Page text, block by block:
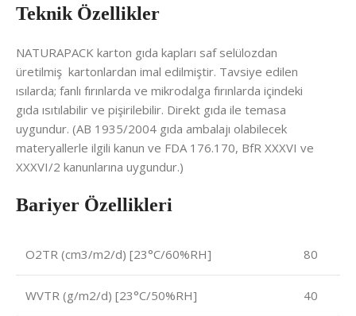
Teknik Özellikler
NATURAPACK karton gıda kapları saf selülozdan
üretilmiş kartonlardan imal edilmiştir. Tavsiye edilen
ısılarda; fanlı fırınlarda ve mikrodalga fırınlarda içindeki
gıda ısıtılabilir ve pişirilebilir. Direkt gıda ile temasa
uygundur. (AB 1935/2004 gıda ambalajı olabilecek
materyallerle ilgili kanun ve FDA 176.170, BfR XXXVI ve
XXXVI/2 kanunlarına uygundur.)
Bariyer Özellikleri
O2TR (cm3/m2/d) [23°C/60%RH] 80
WVTR (g/m2/d) [23°C/50%RH] 40